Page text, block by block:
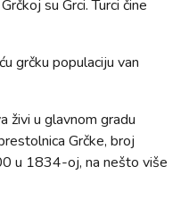
su Grci. Turci čine
grčku populaciju van
živi u glavnom gradu
Grčke, broj
u 1834-oj, na nešto više